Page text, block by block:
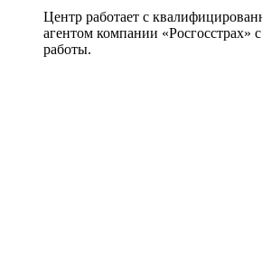
Центр работает с
агентом компании «Росгосстрах»
работы.